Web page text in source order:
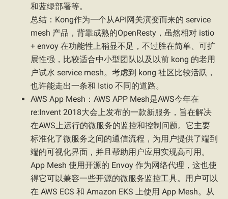
和蓝绿部署等。
总结：Kong作为一个从API网关演变而来的 service
mesh 产品，背靠成熟的OpenResty，虽然相对 istio
+ envoy 在功能性上稍显不足，不过胜在简单、可扩
展性强，比较适合中小型团队以及以前 kong 的老用
户试水 service mesh。考虑到 kong 社区比较活跃，
也许能走出一条和 Istio 不同的道路。
AWS App Mesh：AWS APP Mesh是AWS今年在
re:Invent 2018大会上发布的一款新服务，旨在解决
在AWS上运行的微服务的监控和控制问题。它主要
标准化了微服务之间的通信流程，为用户提供了端到
端的可视化界面，并且帮助用户应用实现高可用。
App Mesh 使用开源的 Envoy 作为网络代理，这也使
得它可以兼容一些开源的微服务监控工具。用户可以
在 AWS ECS 和 Amazon EKS 上使用 App Mesh。从